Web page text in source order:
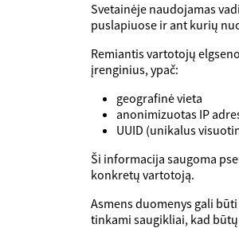
Svetainėje naudojamas
puslapiuose ir ant kurių
Remiantis vartotojų
įrenginius, ypač:
geografinė vieta
anonimizuotas IP
UUID (unikalus
Ši informacija saugoma
konkretų vartotoją.
Asmens duomenys gali
tinkami saugikliai, kad